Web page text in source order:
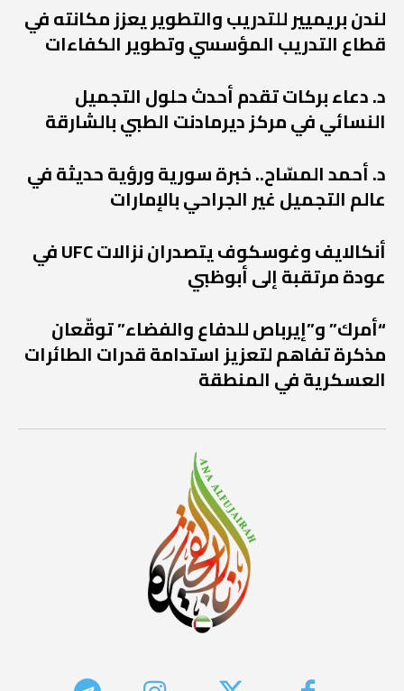
لندن بريميير للتدريب والتطوير يعزز مكانته في
قطاع التدريب المؤسسي وتطوير الكفاءات
د. دعاء بركات تقدم أحدث حلول التجميل
النسائي في مركز ديرمادنت الطبي بالشارقة
د. أحمد المسّاح.. خبرة سورية ورؤية حديثة في
عالم التجميل غير الجراحي بالإمارات
أنكالايف وغوسكوف يتصدران نزالات UFC في
عودة مرتقبة إلى أبوظبي
“أمرك” و”إيرباص للدفاع والفضاء” توقّعان
مذكرة تفاهم لتعزيز استدامة قدرات الطائرات
العسكرية في المنطقة